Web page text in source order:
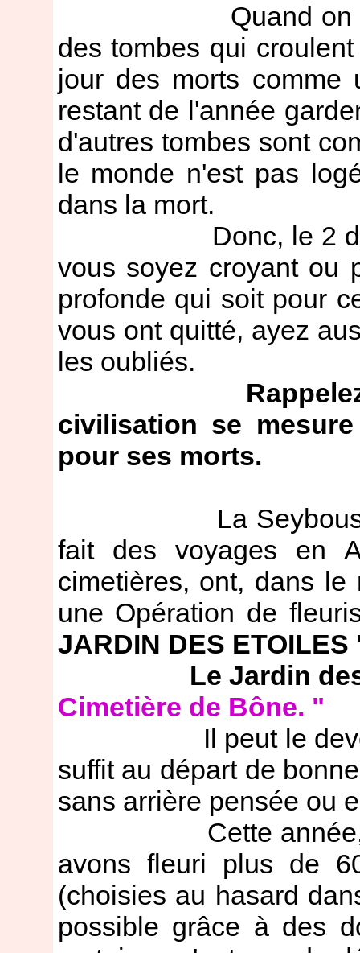
Quand on
des tombes qui
jour des morts
restant de l'année
d'autres tombes sont
le monde n'est pas
dans la mort.
Donc, le 2
vous soyez croyant ou
profonde qui soit pour
vous ont quitté, ayez
les oubliés.
civilisation se
pour ses morts.
La Seybouse et
fait des voyages en
cimetières, ont, dans
une Opération de
JARDIN DES ETOILES
Le Jardin
Cimetière de Bône. "
Il peut le devenir
suffit au départ de
sans arrière pensée ou
Cette année,
avons fleuri plus de
(choisies au hasard
possible grâce à des